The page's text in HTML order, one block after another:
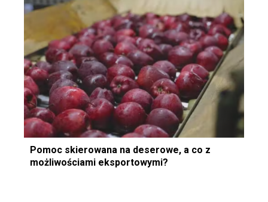
Pomoc skierowana na deserowe, a co z
możliwościami eksportowymi?